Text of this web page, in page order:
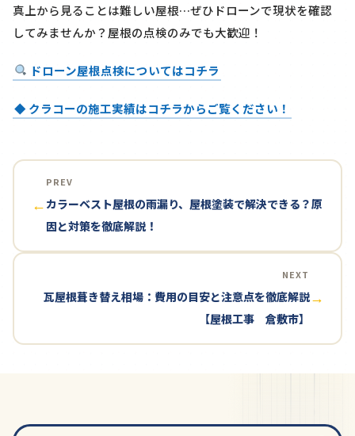
真上から見ることは難しい屋根…ぜひドローンで現状を確認
してみませんか？屋根の点検のみでも大歓迎！
ドローン屋根点検についてはコチラ
◆ クラコーの施工実績はコチラからご覧ください！
←
PREV
カラーベスト屋根の雨漏り、屋根塗装で解決できる？原
因と対策を徹底解説！
NEXT
瓦屋根葺き替え相場：費用の目安と注意点を徹底解説
【屋根工事 倉敷市】
→